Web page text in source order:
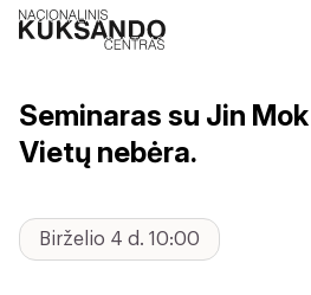
Seminaras su Jin
Vietų nebėra.
Birželio 4 d. 10:00